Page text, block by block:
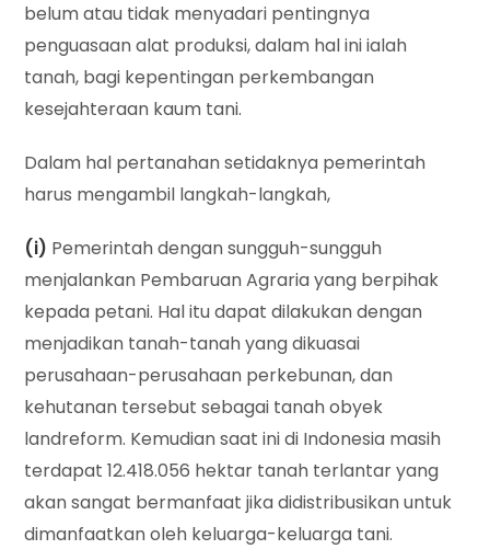
belum atau tidak menyadari pentingnya
penguasaan alat produksi, dalam hal ini ialah
tanah, bagi kepentingan perkembangan
kesejahteraan kaum tani.
Dalam hal pertanahan setidaknya pemerintah
harus mengambil langkah-langkah,
(i) Pemerintah dengan sungguh-sungguh
menjalankan Pembaruan Agraria yang berpihak
kepada petani. Hal itu dapat dilakukan dengan
menjadikan tanah-tanah yang dikuasai
perusahaan-perusahaan perkebunan, dan
kehutanan tersebut sebagai tanah obyek
landreform. Kemudian saat ini di Indonesia masih
terdapat 12.418.056 hektar tanah terlantar yang
akan sangat bermanfaat jika didistribusikan untuk
dimanfaatkan oleh keluarga-keluarga tani.